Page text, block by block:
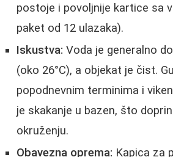
postoje i povoljnije kartice sa
paket od 12 ulazaka).
Iskustva: Voda je generalno
(oko 26°C), a objekat je čist.
popodnevnim terminima i
je skakanje u bazen, što
okruženju.
Obavezna oprema: Kapica za